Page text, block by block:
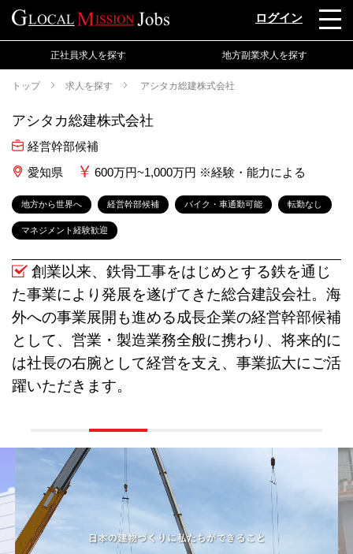
ログイン
正社員求人を探す 地方副業求人を探す
トップ 求人を探す アシタカ総建株式会社
アシタカ総建株式会社
経営幹部候補
愛知県
600万円~1,000万円 ※経験・能力による
地方から世界へ 経営幹部候補 バイク・車通勤可能 転勤なし
マネジメント経験歓迎
創業以来、鉄骨工事をはじめとする鉄を通じ
た事業により発展を遂げてきた総合建設会社。海
外への事業展開も進める成長企業の経営幹部候補
として、営業・製造業務全般に携わり、将来的に
は社長の右腕として経営を支え、事業拡大にご活
躍いただきます。